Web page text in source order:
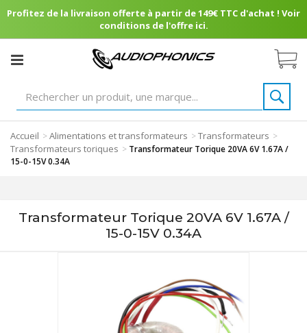
Profitez de la livraison offerte à partir de 149€ TTC d'achat ! Voir
conditions de l'offre ici.
Accueil >Alimentations et transformateurs >Transformateurs >
Transformateurs toriques > Transformateur Torique 20VA 6V 1.67A /
15-0-15V 0.34A
Transformateur Torique 20VA 6V 1.67A /
15-0-15V 0.34A